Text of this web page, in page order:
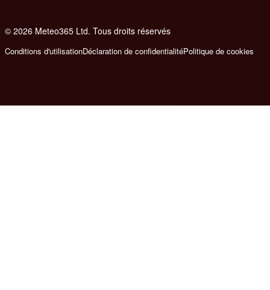
© 2026 Meteo365 Ltd. Tous droits réservés
Conditions d'utilisationDéclaration de confidentialitéPolitique de cookies